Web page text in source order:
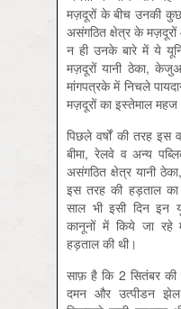
मज़दूरों के बीच उनकी
असंगठित क्षेत्र के
न ही उनके बारे में ये
मज़दूरों यानी ठेका,
मांगपत्रके में निचले
मज़दूरों का इस्तेमाल महज
पिछले वर्षों की तरह इस
बीमा, रेलवे व अन्य
असंगठित क्षेत्र यानी
इस तरह की हड़ताल
साल भी इसी दिन इन
कानूनों में किये जा रहे
हड़ताल की थी।
साफ़ है कि 2 सितंबर
दमन और उत्पीडन